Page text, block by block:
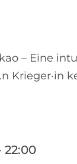
– Eine
Krieger·in
22:00